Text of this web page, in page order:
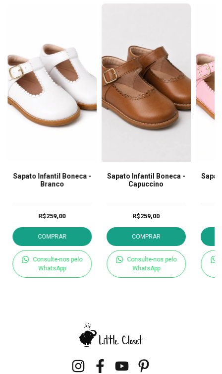
Sapato Infantil Boneca -
Branco
R$259,00
COMPRAR
Consulte-nos pelo
WhatsApp
Sapato Infantil Boneca -
Capuccino
R$259,00
COMPRAR
Consulte-nos pelo
WhatsApp